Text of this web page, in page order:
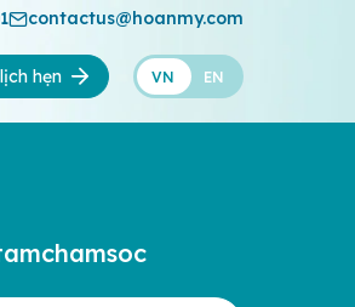
contactus@hoanmy.com
hẹn VN EN